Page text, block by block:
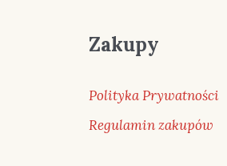
Zakupy
Polityka Prywatności
Regulamin zakupów